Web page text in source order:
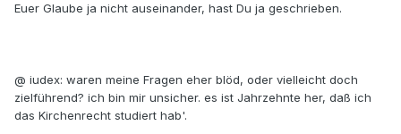
Euer Glaube ja nicht auseinander, hast Du ja geschrieben.
@ iudex: waren meine Fragen eher blöd, oder vielleicht doch
zielführend? ich bin mir unsicher. es ist Jahrzehnte her, daß ich
das Kirchenrecht studiert hab'.